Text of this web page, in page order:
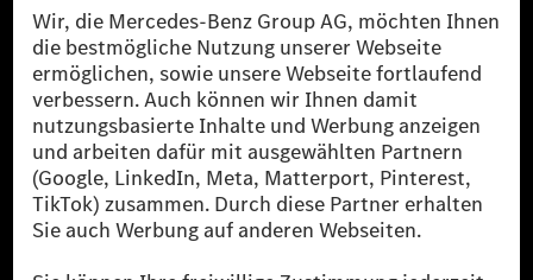
[1] Bilanziell CO₂-neutral bedeutet, dass nicht vermiedene oder nicht
reduzierte CO₂-Emissionen bei der Mercedes-Benz Group durch
zertifizierte Ausgleichsprojekte kompensiert werden.
[2] Renewable Charging ist ein integraler Bestandteil von MB.CHARGE
Public in Europa, den USA, Kanada und China. Sofern an der jeweiligen
Ladestation noch kein Strom aus erneuerbaren Energien vorliegt,
verwendet Renewable Charging Grünstromzertifikate*. Diese stellen
sicher, dass für Ladevorgänge über MB.CHARGE Public eine äquivalente
Strommenge aus erneuerbaren Energien ins Stromnetz eingespeist wird.